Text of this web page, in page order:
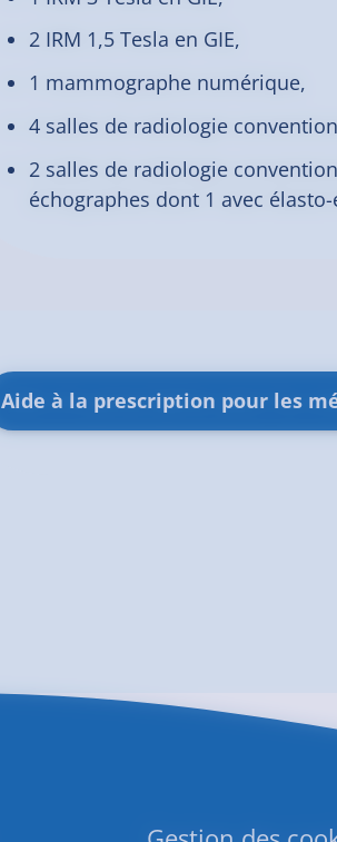
2 IRM 1,5 Tesla en GIE,
1 mammographe numérique,
4 salles de radiologie
2 salles de radiologie
échographes dont 1 avec
Aide à la prescription pour les